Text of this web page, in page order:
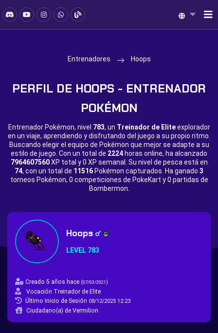
Entrenadores Hoops
PERFIL DE HOOPS - ENTRENADOR
POKÉMON
Entrenador Pokémon, nivel 783, un Treinador de Eliteexplorador
en un viaje, aprendiendo y disfrutando del juego a su propio ritmo.
Buscando elegir el equipo de Pokémon que mejor se adapte a su
estilo de juego. Con un total de 2224 horas online, ha alcanzado
7964607560XP total y0 XP semanal. Su nivel de pesca está en
74, con un total de 11516 Pokémon capturados. Ha ganado 3
torneos Pokémon, 0 competiciones de PokeKart y0 partidas de
Bombermon.
Hoops
LEVEL 783
Creado 5 años hace (07/03/2021)
Vocación Treinador de Elite
Último Inicio de Sesión 08/12/2025 12:23
Ciudadano(a) de Vermilion